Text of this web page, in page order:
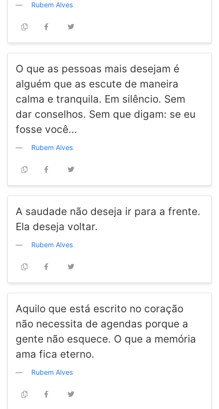
Rubem Alves
O que as pessoas mais desejam é
alguém que as escute de maneira
calma e tranquila. Em silêncio. Sem
dar conselhos. Sem que digam: se eu
fosse você...
Rubem Alves
A saudade não deseja ir para a frente.
Ela deseja voltar.
Rubem Alves
Aquilo que está escrito no coração
não necessita de agendas porque a
gente não esquece. O que a memória
ama fica eterno.
Rubem Alves